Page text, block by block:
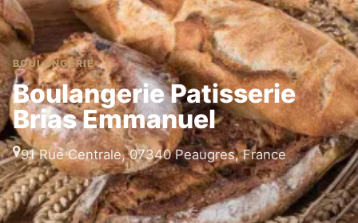
BOULANGERIE
Boulangerie Patisserie
Brias Emmanuel
91 Rue Centrale, 07340 Peaugres, France